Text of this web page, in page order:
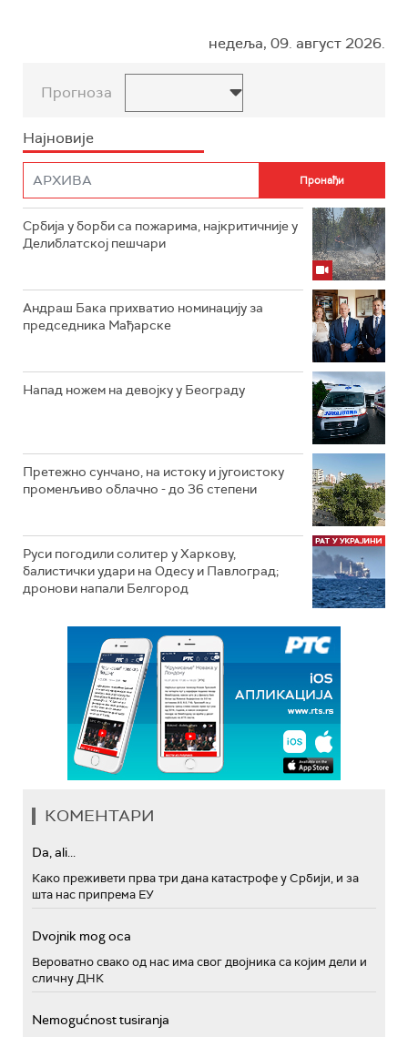
недеља, 09. август 2026.
Прогноза
Најновије
Србија у борби са пожарима, најкритичније у
Делиблатској пешчари
Андраш Бака прихватио номинацију за
председника Мађарске
Напад ножем на девојку у Београду
Претежно сунчано, на истоку и југоистоку
променљиво облачно - до 36 степени
Руси погодили солитер у Харкову,
балистички удари на Одесу и Павлоград;
дронови напали Белгород
КОМЕНТАРИ
Da, ali...
Како преживети прва три дана катастрофе у Србији, и за
шта нас припрема ЕУ
Dvojnik mog oca
Вероватно свако од нас има свог двојника са којим дели и
сличну ДНК
Nemogućnost tusiranja